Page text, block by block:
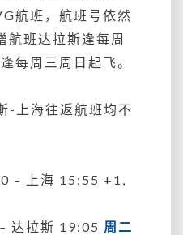
航班，航班号依然
班达拉斯逢每周
每周三周日起飞。
-上海往返航班均不
– 上海 15:55 +1,
达拉斯 19:05 周二